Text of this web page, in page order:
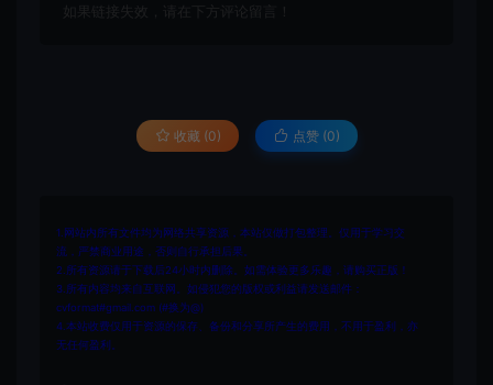
如果链接失效，请在下方评论留言！
收藏 (0) 点赞 (0)
1.网站内所有文件均为网络共享资源，本站仅做打包整理。仅用于学习交
流，严禁商业用途，否则自行承担后果。
2.所有资源请于下载后24小时内删除。如需体验更多乐趣，请购买正版！
3.所有内容均来自互联网。如侵犯您的版权或利益请发送邮件：
cvformat#gmail.com (#换为@)
4.本站收费仅用于资源的保存、备份和分享所产生的费用，不用于盈利，亦
无任何盈利。